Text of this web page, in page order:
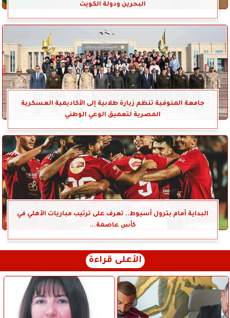
البحرين ودولة الكويت
جامعة المنوفية تنظم زيارة طلابية إلى الأكاديمية العسكرية
المصرية لتعميق الوعي الوطني
البداية أمام بترول أسيوط.. تعرف على ترتيب مباريات الأهلي في
كأس عاصمة...
الأعلى قراءة